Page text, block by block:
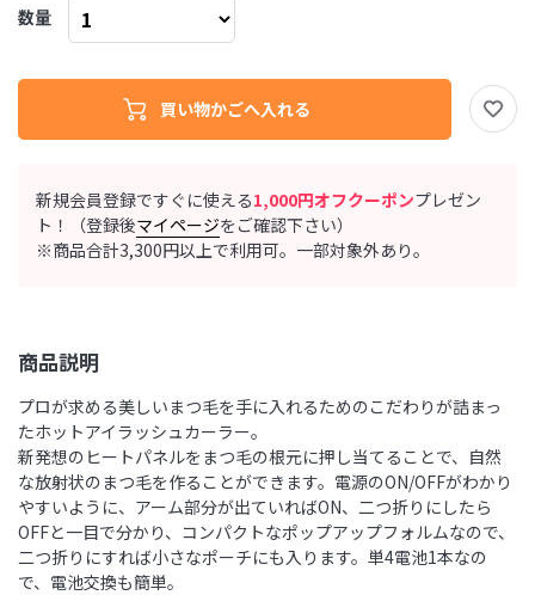
新規会員登録ですぐに使える1,000円オフクーポンプレゼン
ト！（登録後マイページをご確認下さい）
※商品合計3,300円以上で利用可。一部対象外あり。
商品説明
プロが求める美しいまつ毛を手に入れるためのこだわりが詰まっ
たホットアイラッシュカーラー。
新発想のヒートパネルをまつ毛の根元に押し当てることで、自然
な放射状のまつ毛を作ることができます。電源のON/OFFがわかり
やすいように、アーム部分が出ていればON、二つ折りにしたら
OFFと一目で分かり、コンパクトなポップアップフォルムなので、
二つ折りにすれば小さなポーチにも入ります。単4電池1本なの
で、電池交換も簡単。
数量